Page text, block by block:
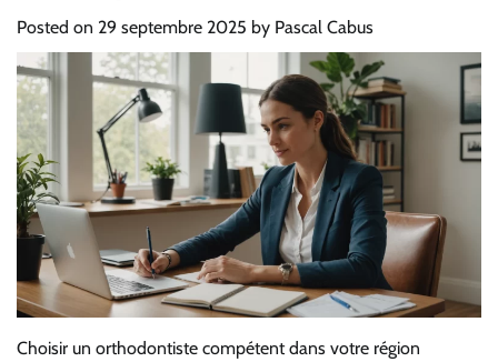
Posted on 29 septembre 2025 by Pascal Cabus
Choisir un orthodontiste compétent dans votre région